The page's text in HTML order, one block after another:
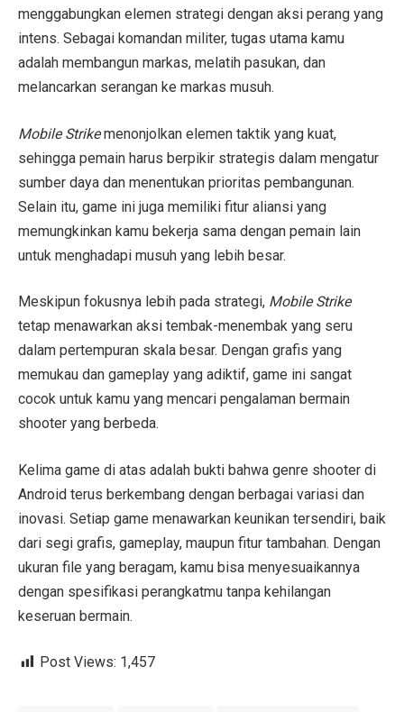
menggabungkan elemen strategi dengan aksi perang yang
intens. Sebagai komandan militer, tugas utama kamu
adalah membangun markas, melatih pasukan, dan
melancarkan serangan ke markas musuh.
Mobile Strikemenonjolkan elemen taktik yang kuat,
sehingga pemain harus berpikir strategis dalam mengatur
sumber daya dan menentukan prioritas pembangunan.
Selain itu, game ini juga memiliki fitur aliansi yang
memungkinkan kamu bekerja sama dengan pemain lain
untuk menghadapi musuh yang lebih besar.
Meskipun fokusnya lebih pada strategi, Mobile Strike
tetap menawarkan aksi tembak-menembak yang seru
dalam pertempuran skala besar. Dengan grafis yang
memukau dan gameplay yang adiktif, game ini sangat
cocok untuk kamu yang mencari pengalaman bermain
shooter yang berbeda.
Kelima game di atas adalah bukti bahwa genre shooter di
Android terus berkembang dengan berbagai variasi dan
inovasi. Setiap game menawarkan keunikan tersendiri, baik
dari segi grafis, gameplay, maupun fitur tambahan. Dengan
ukuran file yang beragam, kamu bisa menyesuaikannya
dengan spesifikasi perangkatmu tanpa kehilangan
keseruan bermain.
Post Views: 1,457